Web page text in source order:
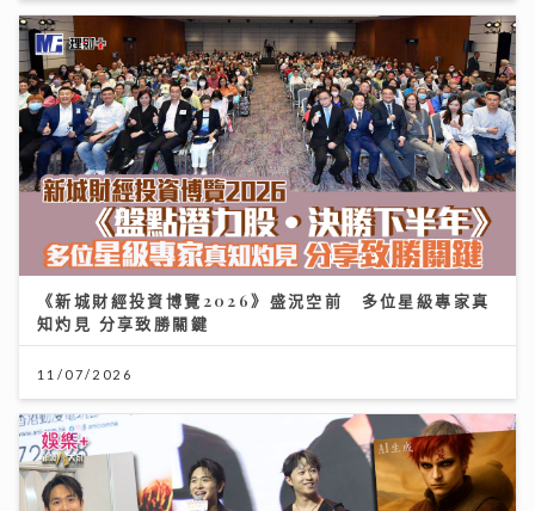
《新城財經投資博覽2026》盛況空前 多位星級專家真
知灼見 分享致勝關鍵
11/07/2026